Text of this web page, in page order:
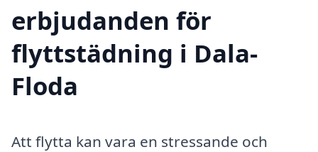
erbjudanden för
flyttstädning i Dala-
Floda
Att flytta kan vara en stressande och